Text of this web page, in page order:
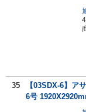
35
【03SDX-6】ア
6号